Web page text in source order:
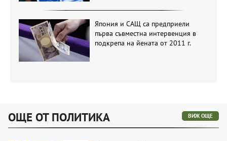
Япония и САЩ са предприели
първа съвместна интервенция в
подкрепа на йената от 2011 г.
ОЩЕ ОТ ПОЛИТИКА ВИЖ ОЩЕ